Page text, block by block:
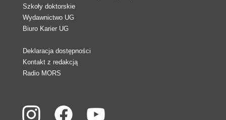
Szkoły doktorskie
Wydawnictwo UG
Biuro Karier UG
Deklaracja dostępności
Kontakt z redakcją
Radio MORS